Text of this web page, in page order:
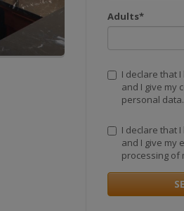
Adults*
I declare that
and I give my
personal data.
I declare that
and I give my
processing of
ha lo scopo specifico di
circa le azioni per rifiutare o
(di seguito, il “Sito”).
“Titolare”) sono indicati
“Utenti”) raccolti e trattati con i
dove vengono